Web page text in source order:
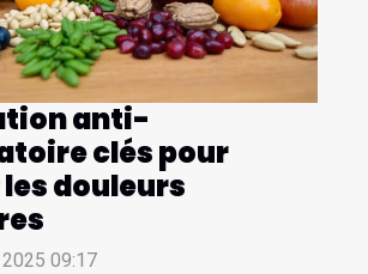
anti-
clés pour
douleurs
09:17